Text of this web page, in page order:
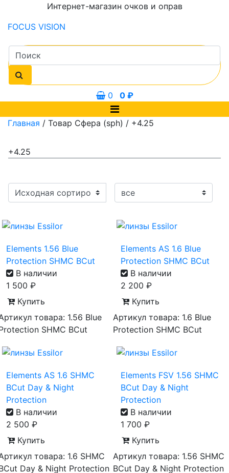
Интернет-магазин очков и оправ
FOCUS VISION
0 0 ₽
Главная / Товар Сфера (sph) / +4.25
+4.25
Elements 1.56 Blue
Protection SHMC BCut
В наличии
1 500 ₽
Купить
товара: 1.56 Blue
SHMC BCut
Elements AS 1.6 Blue
Protection SHMC BCut
В наличии
2 200 ₽
Купить
Артикул товара: 1.6 Blue
Protection SHMC BCut
Elements AS 1.6 SHMC
BCut Day & Night
Protection
В наличии
2 500 ₽
Купить
товара: 1.6 SHMC
Day & Night Protection
Elements FSV 1.56 SHMC
BCut Day & Night
Protection
В наличии
1 700 ₽
Купить
Артикул товара: 1.56 SHMC
BCut Day & Night Protection